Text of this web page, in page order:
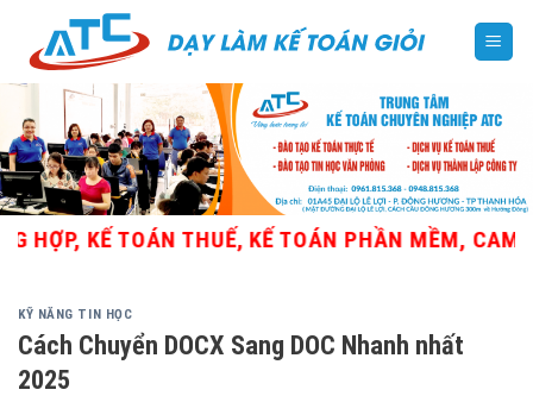
content
KẾ TOÁN THUẾ, KẾ TOÁN PHẦN MỀM, CAM KẾT
KỸ NĂNG TIN HỌC
Cách Chuyển DOCX Sang DOC Nhanh nhất
2025